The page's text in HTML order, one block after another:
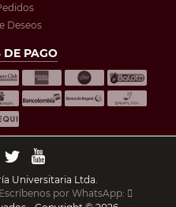
Deseos
DE PAGO
Universitaria Ltda.
Escríbenos por WhatsApp: